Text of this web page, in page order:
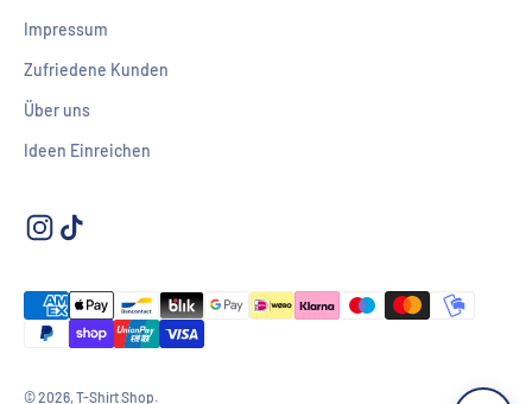
Impressum
Zufriedene Kunden
Über uns
Ideen Einreichen
© 2026, T-Shirt Shop.